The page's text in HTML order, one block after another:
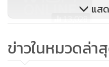
13,028
แส
ข่าวในหมวดล่า